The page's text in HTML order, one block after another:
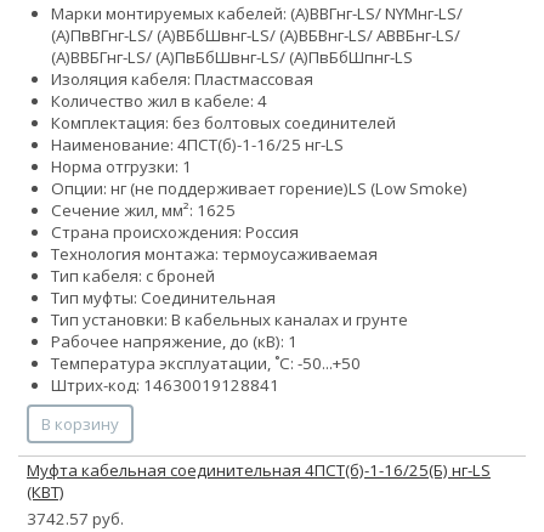
Марки монтируемых кабелей: (А)ВВГнг-LS/ NYMнг-LS/
(А)ПвВГнг-LS/ (А)ВБбШвнг-LS/ (А)ВБВнг-LS/ АВВБнг-LS/
(А)ВВБГнг-LS/ (А)ПвБбШвнг-LS/ (А)ПвБбШпнг-LS
Изоляция кабеля: Пластмассовая
Количество жил в кабеле: 4
Комплектация: без болтовых соединителей
Наименование: 4ПСТ(б)-1-16/25 нг-LS
Норма отгрузки: 1
Опции: нг (не поддерживает горение)LS (Low Smoke)
Сечение жил, мм²: 1625
Страна происхождения: Россия
Технология монтажа: термоусаживаемая
Тип кабеля: с броней
Тип муфты: Соединительная
Тип установки: В кабельных каналах и грунте
Рабочее напряжение, до (кВ): 1
Температура эксплуатации, ˚С: -50...+50
Штрих-код: 14630019128841
В корзину
Муфта кабельная соединительная 4ПСТ(б)-1-16/25(Б) нг-LS
(КВТ)
3742.57 руб.